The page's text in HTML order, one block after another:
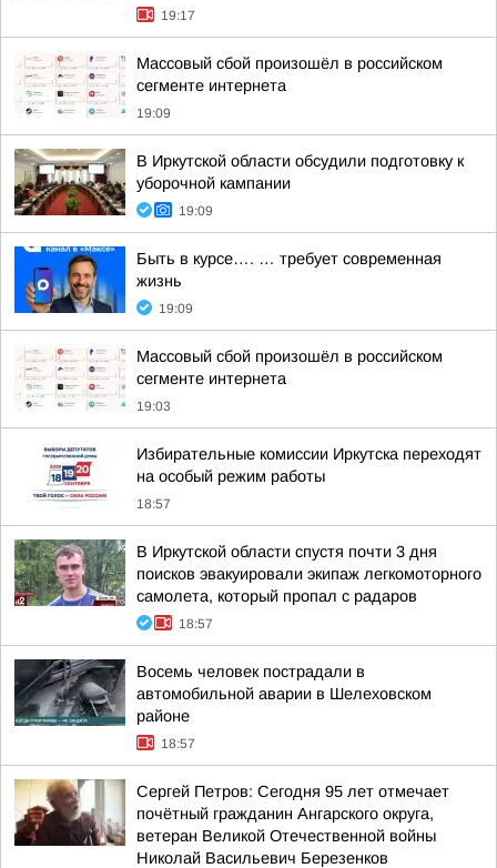
19:17
Массовый сбой произошёл в российском
сегменте интернета
19:09
В Иркутской области обсудили подготовку к
уборочной кампании
19:09
Быть в курсе…. … требует современная
жизнь
19:09
Массовый сбой произошёл в российском
сегменте интернета
19:03
Избирательные комиссии Иркутска переходят
на особый режим работы
18:57
В Иркутской области спустя почти 3 дня
поисков эвакуировали экипаж легкомоторного
самолета, который пропал с радаров
18:57
Восемь человек пострадали в
автомобильной аварии в Шелеховском
районе
18:57
Сергей Петров: Сегодня 95 лет отмечает
почётный гражданин Ангарского округа,
ветеран Великой Отечественной войны
Николай Васильевич Березенков